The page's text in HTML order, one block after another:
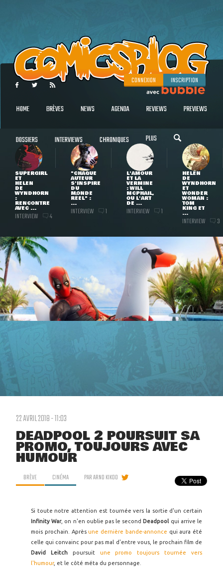
CONNEXION INSCRIPTION
HOME BRÈVES NEWS AGENDA REVIEWS PREVIEWS
DOSSIERS INTERVIEWS CHRONIQUES PLUS
SUPERGIRL
ET
HELEN
DE
WYNDHORN
:
RENCONTRE
AVEC ...
INTERVIEW 4
"CHAQUE
AUTEUR
S'INSPIRE
DU
MONDE
RÉEL" :
...
INTERVIEW 1
L'AMOUR
ET LA
VERMINE
: WILL
MCPHAIL,
OU L'ART
DE ...
INTERVIEW 1
HELEN
DE
WYNDHORN
ET
WONDER
WOMAN :
TOM
KING ET
...
INTERVIEW 3
22 AVRIL 2018 - 11:03
DEADPOOL 2 POURSUIT SA
PROMO, TOUJOURS AVEC
HUMOUR
BRÈVE CINÉMA PARARNO KIKOO
Si toute notre attention est tournée vers la sortie d'un certain
Infinity War, on n'en oublie pas le second Deadpool qui arrive le
mois prochain. Aprèsune dernière bande-annonce qui aura été
celle qui convainc pour pas mal d'entre vous, le prochain film de
David Leitchpoursuit une promo toujours tournée vers
l'humour, et le côté méta du personnage.